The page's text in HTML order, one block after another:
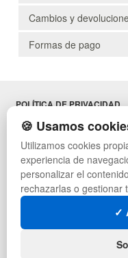
Cambios y
Formas de pago
POLÍTICA DE PRIVACIDAD
CONDICIONES DE USO
CAMBIOS Y
CONTACTO
QUIENES SOMOS
MAPA WEB
PREGUNTAS FRECUENTES
INGRESA A TU CUENTA
SÍGUENOS:
🍪 Usamos
Utilizamos cookies
experiencia de
personalizar el
rechazarlas o gestionar
✓